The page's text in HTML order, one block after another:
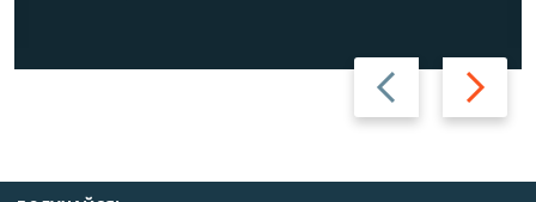
Назад Вперед